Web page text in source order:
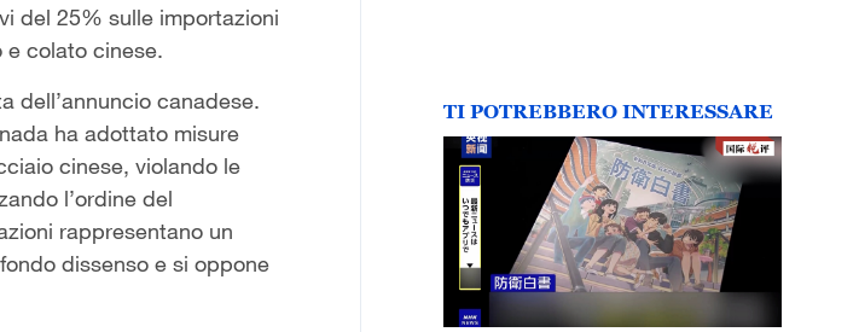
del 25% sulle importazioni
colato cinese.
dell’annuncio canadese.
ha adottato misure
cinese, violando le
l’ordine del
rappresentano un
dissenso e si oppone
TI POTREBBERO INTERESSARE